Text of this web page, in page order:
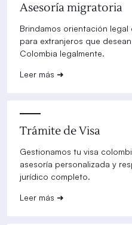
Asesoría migratoria
Brindamos orientación legal
para extranjeros que
Colombia legalmente.
Leer más ➜
Trámite de Visa
Gestionamos tu visa
asesoría personalizada y
jurídico completo.
Leer más ➜